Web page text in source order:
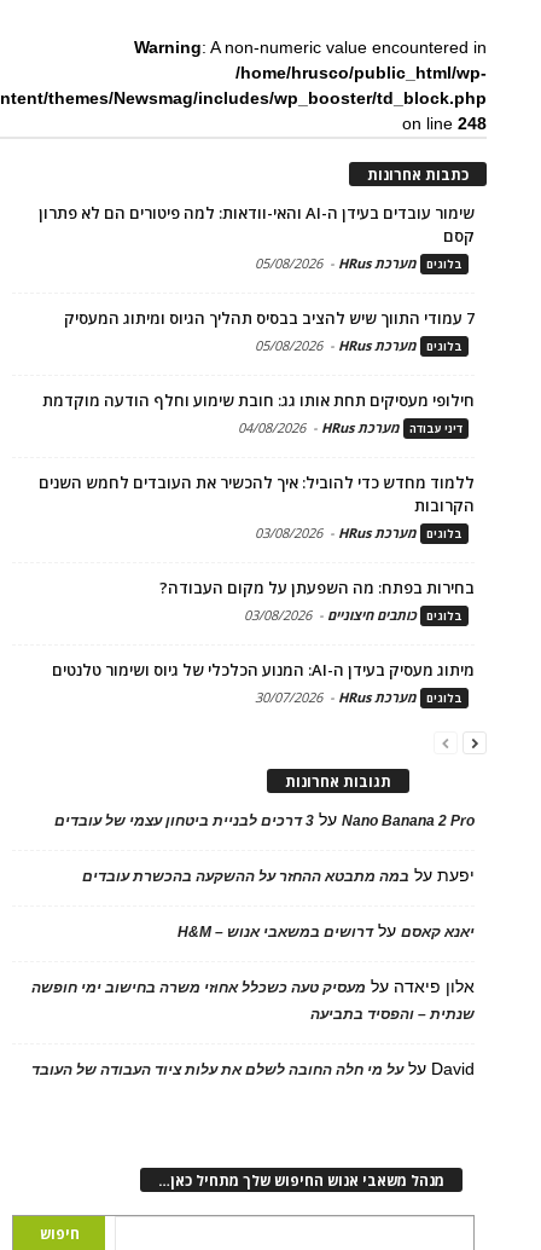
Warning: A non-numeric value encountered in
/home/hrusco/public_html/wp-
themes/Newsmag/includes/wp_booster/td_block.php
on line248
כתבות אחרונות
שימור עובדים בעידן ה-AI והאי-וודאות: למה פיטורים הם לא פתרון
קסם
בלוגים מערכת HRus -
05/08/2026
7 עמודי התווך שיש להציב בבסיס תהליך הגיוס ומיתוג המעסיק
בלוגים מערכת HRus -
05/08/2026
חילופי מעסיקים תחת אותו גג: חובת שימוע וחלף הודעה מוקדמת
דיני עבודה מערכת HRus -
04/08/2026
ללמוד מחדש כדי להוביל: איך להכשיר את העובדים לחמש השנים
הקרובות
בלוגים מערכת HRus -
03/08/2026
בחירות בפתח: מה השפעתן על מקום העבודה?
בלוגים כותבים חיצוניים -
03/08/2026
מיתוג מעסיק בעידן ה-AI: המנוע הכלכלי של גיוס ושימור טלנטים
בלוגים מערכת HRus -
30/07/2026
תגובות אחרונות
Nano Banana 2 Proעל 3 דרכים לבניית ביטחון עצמי של עובדים
יפעתעל במה מתבטא ההחזר על ההשקעה בהכשרת עובדים
יאנא קאסםעלדרושים במשאבי אנוש – H&M
אלון פיאדה על מעסיק טעה כשכלל אחוזי משרה בחישוב ימי חופשה
שנתית – והפסיד בתביעה
David עלעל מי חלה החובה לשלם את עלות ציוד העבודה של העובד
מנהל משאבי אנוש החיפוש שלך מתחיל כאן…